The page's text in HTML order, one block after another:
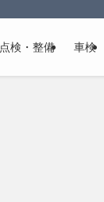
点検・整備 車検